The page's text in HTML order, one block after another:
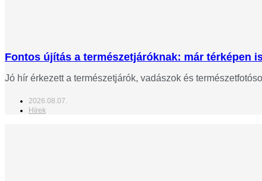
Fontos újítás a természetjáróknak: már térképen
Jó hír érkezett a természetjárók, vadászok és
2026.08.07.
Hírek